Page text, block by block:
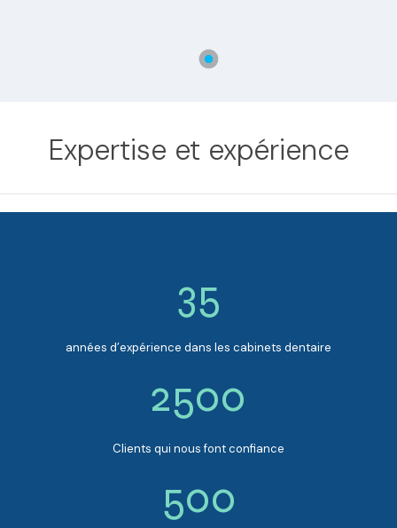
Expertise et expérience
35
années d’expérience dans les cabinets dentaire
2500
Clients qui nous font confiance
500